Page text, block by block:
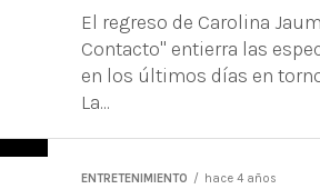
El regreso de Carolina
Contacto" entierra las
en los últimos días en
La...
ENTRETENIMIENTO hace 4 años